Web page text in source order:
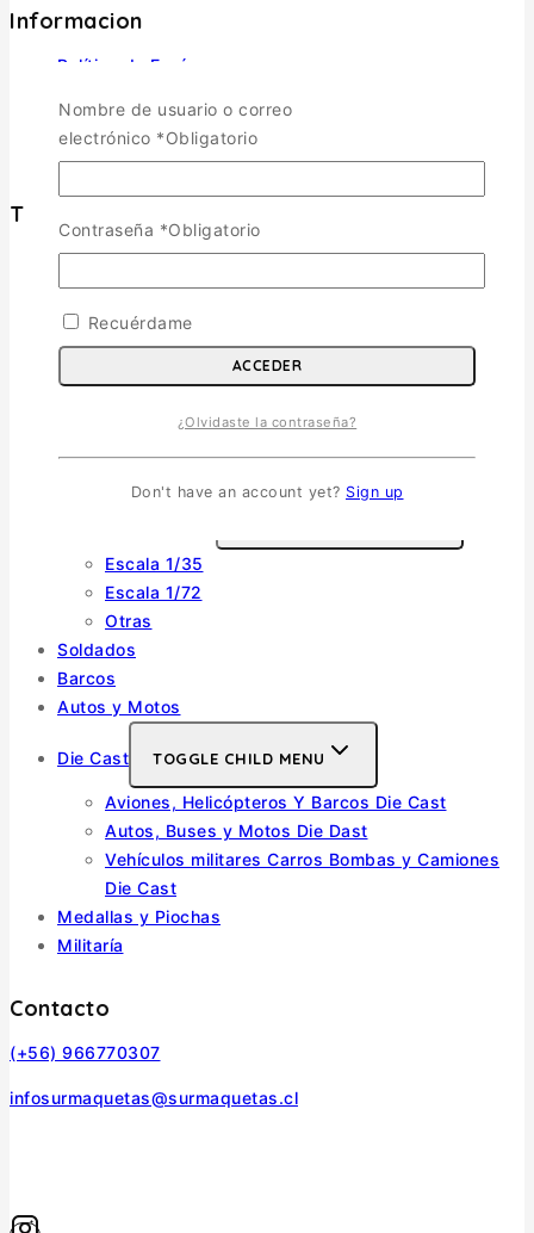
Informacion
Política de Envíos
Política de Privacidad
Términos y Condiciones
Tienda
Escala 1/72
Escala 1/48
Escala 1/144
Escala 1/35
Escala 1/72
Otras
Soldados
Barcos
Autos y Motos
Die Cast TOGGLE CHILD MENU
Aviones, Helicópteros Y Barcos Die Cast
Autos, Buses y Motos Die Dast
Vehículos militares Carros Bombas y Camiones
Die Cast
Medallas y Piochas
Militaría
Contacto
(+56) 966770307
infosurmaquetas@surmaquetas.cl
Nombre de usuario o correo
electrónico *Obligatorio
Contraseña *Obligatorio
Recuérdame
ACCEDER
¿Olvidaste la contraseña?
Don't have an account yet? Sign up